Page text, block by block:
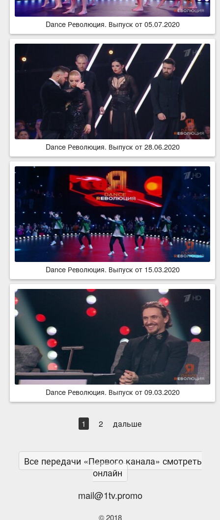
Dance Революция. Выпуск от 05.07.2020
Dance Революция. Выпуск от 28.06.2020
Dance Революция. Выпуск от 15.03.2020
Dance Революция. Выпуск от 09.03.2020
1 2 дальше
Все передачи «Первого канала» смотреть
онлайн
mail@1tv.promo
© 2018